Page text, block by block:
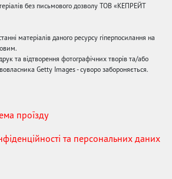
без письмового дозволу ТОВ «КЕПРЕЙТ
матеріалів даного ресурсу гіперпосилання на
та відтворення фотографічних творів та/або
Getty Images - суворо забороняється.
проїзду
та персональних даних